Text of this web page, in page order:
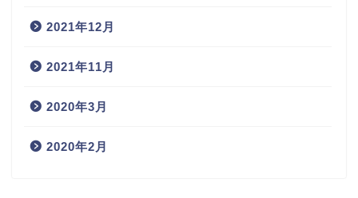
2021年12月
2021年11月
2020年3月
2020年2月